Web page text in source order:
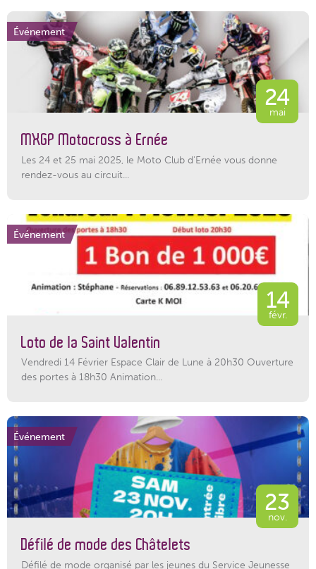
Événement
24
mai
MXGP Motocross à Ernée
Les 24 et 25 mai 2025, le Moto Club d'Ernée vous donne
rendez-vous au circuit...
Événement
14
févr.
Loto de la Saint Valentin
Vendredi 14 Février Espace Clair de Lune à 20h30 Ouverture
des portes à 18h30 Animation...
Événement
23
nov.
Défilé de mode des Châtelets
Défilé de mode organisé par les jeunes du Service Jeunesse